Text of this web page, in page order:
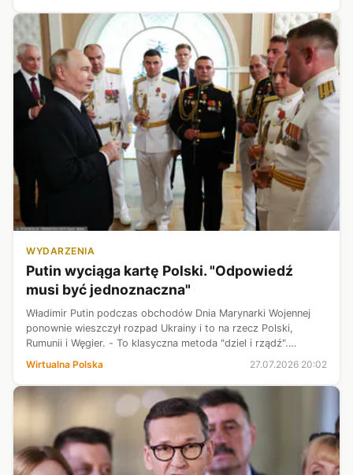
WYDARZENIA
Putin wyciąga kartę Polski. "Odpowiedź
musi być jednoznaczna"
Władimir Putin podczas obchodów Dnia Marynarki Wojennej
ponownie wieszczył rozpad Ukrainy i to na rzecz Polski,
Rumunii i Węgier. - To klasyczna metoda "dziel i rządź".
Wirtualna Polska 27.07.2026 20:02